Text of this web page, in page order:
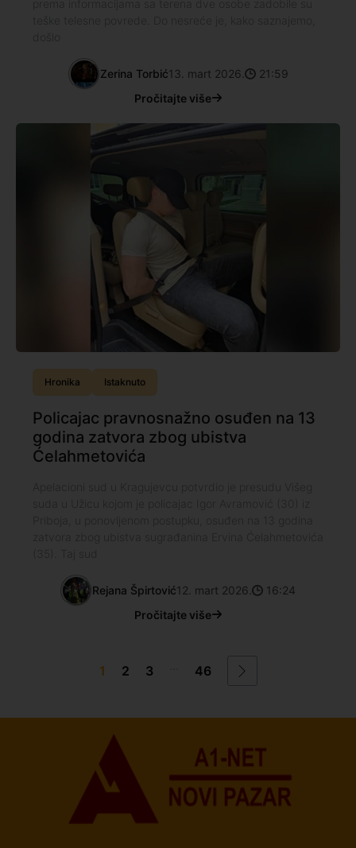
Zerina Torbić13. mart 2026.
21:59
Pročitajte više
Hronika Istaknuto
Policajac pravnosnažno osuđen na 13
godina zatvora zbog ubistva
Ćelahmetovića
Rejana Špirtović12. mart 2026.
16:24
Pročitajte više
1 2 3 46